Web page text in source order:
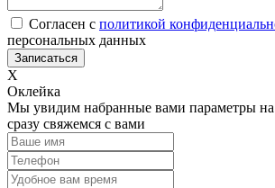
Согласен с политикой
персональных данных
Х
Оклейка
Мы увидим набранные вами параметры на
сразу свяжемся с вами